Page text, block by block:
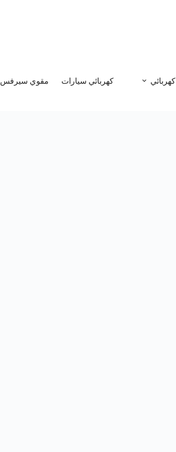
كهربائي كهربائي سيارات مقوي سيرفس